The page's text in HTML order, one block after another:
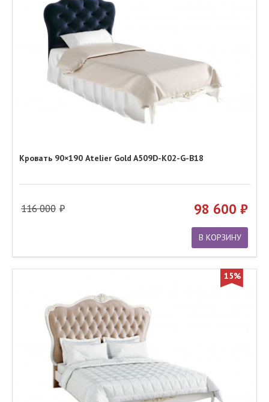
Кровать 90×190 Atelier Gold A509D-K02-G-B18
116 000 98 600
В КОРЗИНУ
15%